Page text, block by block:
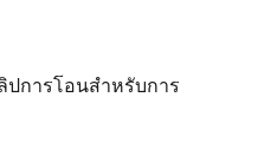
ปการโอนสำหรับการ